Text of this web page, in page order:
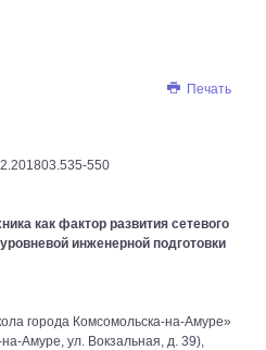
Печать
550
как фактор развития сетевого
инженерной подготовки
города Комсомольска-на-Амуре»
Амуре, ул. Вокзальная, д. 39),